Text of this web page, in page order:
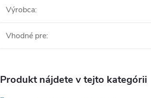
Výrobca:
Vhodné pre:
Produkt nájdete v tejto kategórii